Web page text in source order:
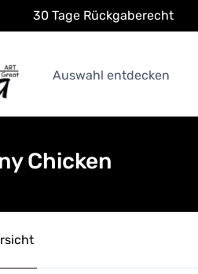
30 Tage Rückgaberecht
Auswahl entdecken
Chicken